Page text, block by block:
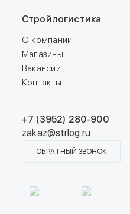
Стройлогистика
О компании
Магазины
Вакансии
Контакты
+7 (3952) 280-900
zakaz@strlog.ru
ОБРАТНЫЙ ЗВОНОК